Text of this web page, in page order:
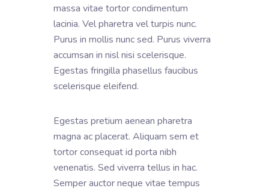
massa vitae tortor condimentum
lacinia. Vel pharetra vel turpis nunc.
Purus in mollis nunc sed. Purus viverra
accumsan in nisl nisi scelerisque.
Egestas fringilla phasellus faucibus
scelerisque eleifend.
Egestas pretium aenean pharetra
magna ac placerat. Aliquam sem et
tortor consequat id porta nibh
venenatis. Sed viverra tellus in hac.
Semper auctor neque vitae tempus